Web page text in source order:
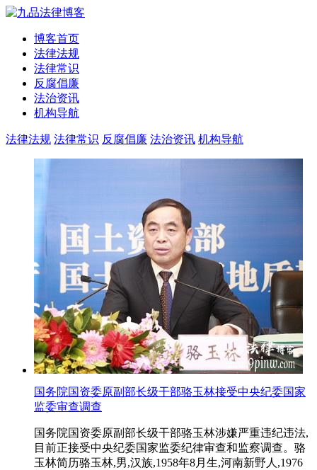
博客首页
法律法规
法律常识
反腐倡廉
法治资讯
机构导航
法律法规 法律常识 反腐倡廉 法治资讯 机构导航
国务院国资委原副部长级干部骆玉林接受中央纪委国家
监委审查调查
国务院国资委原副部长级干部骆玉林涉嫌严重违纪违法,
目前正接受中央纪委国家监委纪律审查和监察调查。骆
玉林简历骆玉林,男,汉族,1958年8月生,河南新野人,1976